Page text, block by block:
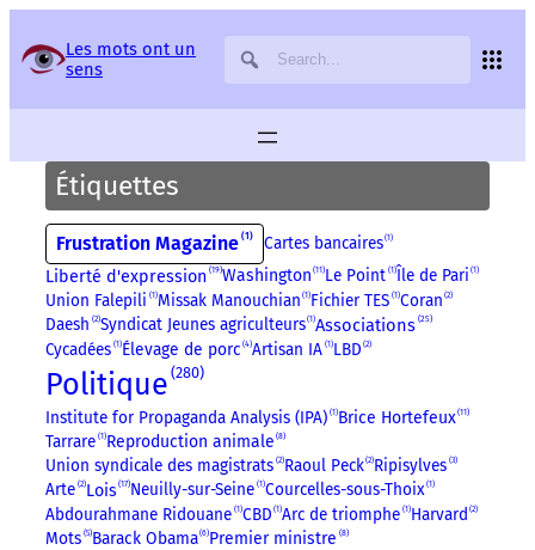
Les mots ont un
sens
Étiquettes
Frustration Magazine 1 Cartes bancaires 1
Liberté d'expression 19 Washington 11 Le Point 1 Île de Pari 1
Union Falepili 1 Missak Manouchian 1 Fichier TES 1 Coran 2
Daesh 2 Syndicat Jeunes agriculteurs 1 Associations 25
Cycadées 1 Élevage de porc 4 Artisan IA 1 LBD 2
Politique 280
Institute for Propaganda Analysis (IPA) 1 Brice Hortefeux 11
Tarrare 1 Reproduction animale 8
Union syndicale des magistrats 2 Raoul Peck 2 Ripisylves 3
Arte 2 Lois 17 Neuilly-sur-Seine 1 Courcelles-sous-Thoix 1
Abdourahmane Ridouane 1 CBD 1 Arc de triomphe 1 Harvard 2
Mots 5 Barack Obama 6 Premier ministre 8
Panneau de gestion des services